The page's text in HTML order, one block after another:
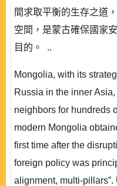
間求取平衡的生存之道
空間，是蒙古確保國家
目的。 ..
Mongolia, with its
Russia in the inner
neighbors for hundreds
modern Mongolia
first time after the
foreign policy was
alignment, multi-pillars”.